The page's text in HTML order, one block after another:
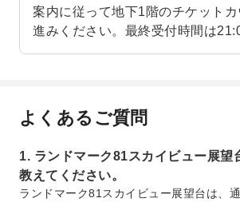
案内に従って地下1階のチケット
進みください。最終受付時間は
よくあるご質問
1. ランドマーク81スカイビュー展望
教えてください。
ランドマーク81スカイビュー展望台は、